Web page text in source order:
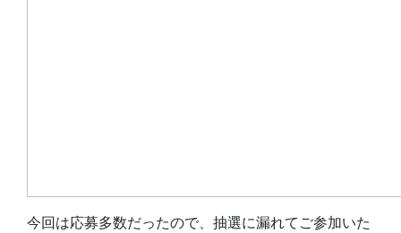
今回は応募多数だったので、抽選に漏れてご参加いた